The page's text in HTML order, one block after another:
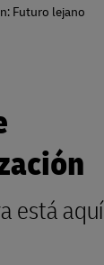
Futuro lejano
está aquí